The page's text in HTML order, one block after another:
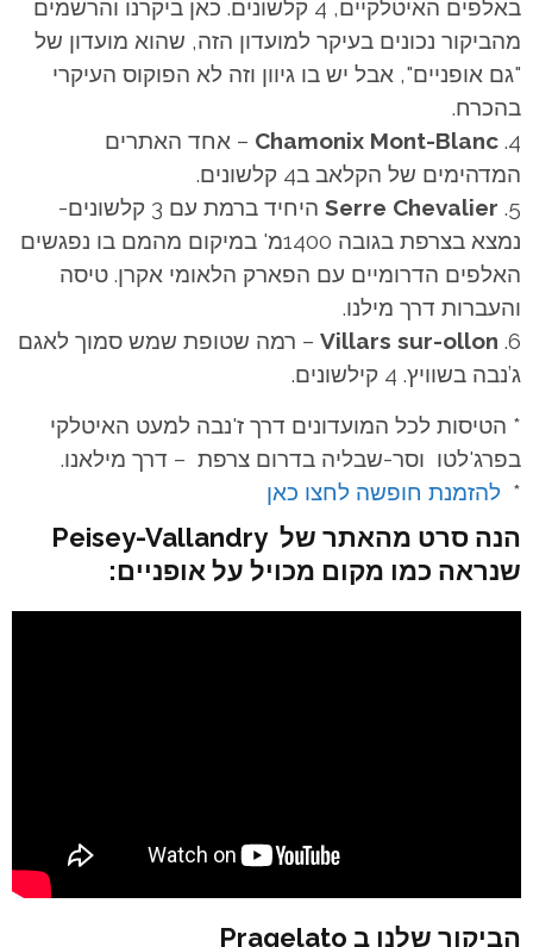
באלפים האיטלקיים, 4 קלשונים. כאן ביקרנו והרשמים
מהביקור נכונים בעיקר למועדון הזה, שהוא מועדון של
"גם אופניים", אבל יש בו גיוון וזה לא הפוקוס העיקרי
בהכרח.
Chamonix Mont-Blanc – אחד האתרים
המדהימים של הקלאב ב4 קלשונים.
Serre Chevalier
היחיד ברמת עם 3 קלשונים-
נמצא בצרפת בגובה 1400מ' במיקום מהמם בו נפגשים
האלפים הדרומיים עם הפארק הלאומי אקרן. טיסה
והעברות דרך מילנו.
Villars sur-ollon – רמה שטופת שמש סמוך לאגם
ג’נבה בשוויץ. 4 קילשונים.
* הטיסות לכל המועדונים דרך ז'נבה למעט האיטלקי
בפרג'לטו וסר-שבליה בדרום צרפת – דרך מילאנו.
* להזמנת חופשה לחצו כאן
הנה סרט מהאתר של Peisey-Vallandry
שנראה כמו מקום מכויל על אופניים:
הביקור שלנו ב Pragelato